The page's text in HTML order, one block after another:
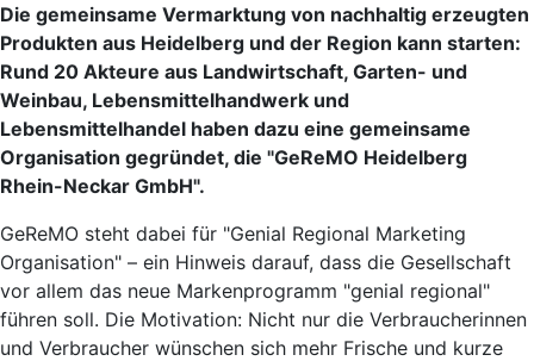
Die gemeinsame Vermarktung von nachhaltig erzeugten
Produkten aus Heidelberg und der Region kann starten:
Rund 20 Akteure aus Landwirtschaft, Garten- und
Weinbau, Lebensmittelhandwerk und
Lebensmittelhandel haben dazu eine gemeinsame
Organisation gegründet, die "GeReMO Heidelberg
Rhein-Neckar GmbH".
GeReMO steht dabei für "Genial Regional Marketing
Organisation" – ein Hinweis darauf, dass die Gesellschaft
vor allem das neue Markenprogramm "genial regional"
führen soll. Die Motivation: Nicht nur die Verbraucherinnen
und Verbraucher wünschen sich mehr Frische und kurze